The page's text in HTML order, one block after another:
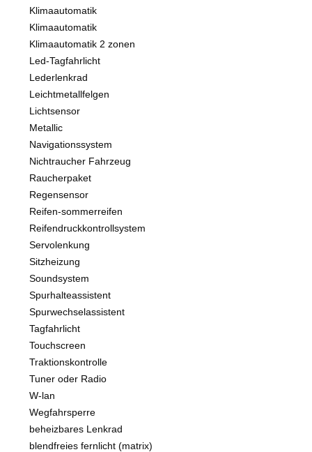
Klimaautomatik
Klimaautomatik
Klimaautomatik 2 zonen
Led-Tagfahrlicht
Lederlenkrad
Leichtmetallfelgen
Lichtsensor
Metallic
Navigationssystem
Nichtraucher Fahrzeug
Raucherpaket
Regensensor
Reifen-sommerreifen
Reifendruckkontrollsystem
Servolenkung
Sitzheizung
Soundsystem
Spurhalteassistent
Spurwechselassistent
Tagfahrlicht
Touchscreen
Traktionskontrolle
Tuner oder Radio
W-lan
Wegfahrsperre
beheizbares Lenkrad
blendfreies fernlicht (matrix)